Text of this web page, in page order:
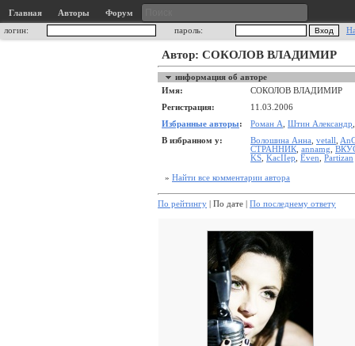
Главная Авторы
Форум
логин:
пароль:
Автор: СОКОЛОВ ВЛАДИМИР
информация об авторе
Имя:
СОКОЛОВ ВЛАДИМИР
Регистрация:
11.03.2006
Избранные авторы: Роман А Штин Александр
В избранном у:
Волошина Анна vetall
СТРАННИК annamg
KS KacIIep Even Partizan
» Найти все комментарии автора
По рейтингу | По дате | По последнему ответу